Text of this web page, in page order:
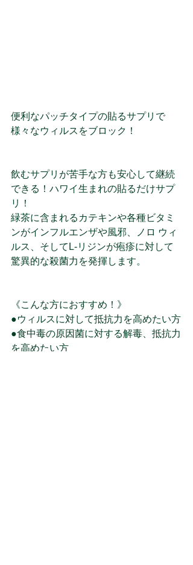
便利なパッチタイプの貼るサプリで
様々なウィルスをブロック！
飲むサプリが苦手な方も安心して継続
できる！ハワイ生まれの貼るだけサプ
リ！
緑茶に含まれるカテキンや各種ビタミ
ンがインフルエンザや風邪、ノロ ウィ
ルス、そしてL-リジンが疱疹に対して
驚異的な殺菌力を発揮します。
《こんな方におすすめ！》
●ウィルスに対して抵抗力を高めたい方
●食中毒の原因菌に対する解毒、抵抗力
を高めたい方